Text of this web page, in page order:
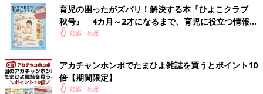
育児の困ったがズバリ！解決する本『ひよこクラブ
秋号』 4カ月～2才になるまで、育児に役立つ情報が
いっぱい！
妊娠・出産
アカチャンホンポでたまひよ雑誌を買うとポイント10
倍【期間限定】
妊娠・出産